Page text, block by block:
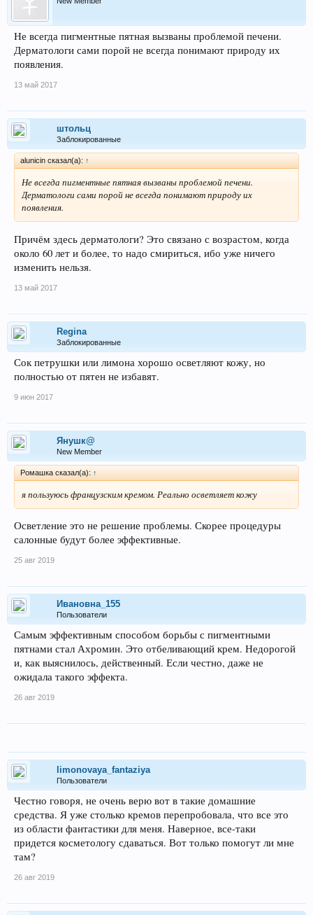
Не всегда пигментные пятная вызваны проблемой печени.
Дерматологи сами порой не всегда понимают природу их
появления.
13 май 2017
штольц
Заблокированные
alunicin сказал(а): ↑
Не всегда пигментные пятная вызваны проблемой печени.
Дерматологи сами порой не всегда понимают природу их
появления.
Причём здесь дерматологи? Это связано с возрастом, когда
около 60 лет и более, то надо смириться, ибо уже ничего
изменить нельзя.
13 май 2017
Regina
Заблокированные
Сок петрушки или лимона хорошо осветляют кожу, но
полностью от пятен не избавят.
9 июн 2017
Янушк@
New Member
Ромашка сказал(а): ↑
я пользуюсь французским кремом. Реально осветляет кожу
Осветление это не решение проблемы. Скорее процедуры
салонные будут более эффективные.
25 авг 2019
Ивановна_155
Пользователи
Самым эффективным способом борьбы с пигментными
пятнами стал Ахромин. Это отбеливающий крем. Недорогой
и, как выяснилось, действенный. Если честно, даже не
ожидала такого эффекта.
26 авг 2019
limonovaya_fantaziya
Пользователи
Честно говоря, не очень верю вот в такие домашние
средства. Я уже столько кремов перепробовала, что все это
из области фантастики для меня. Наверное, все-таки
придется косметологу сдаваться. Вот только помогут ли мне
там?
26 авг 2019